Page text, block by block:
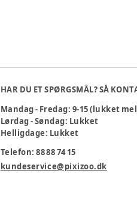
HAR DU ET SPØRGSMÅL? SÅ
Mandag - Fredag: 9-15 (lukket
Lørdag - Søndag: Lukket
Helligdage: Lukket
Telefon: 88 88 74 15
kundeservice@pixizoo.dk